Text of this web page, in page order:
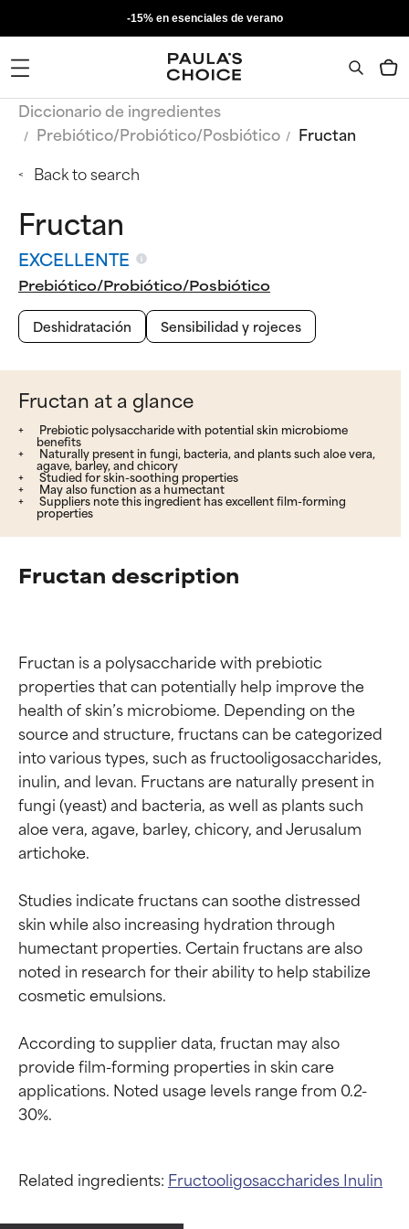
-15% en esenciales de verano
Diccionario de ingredientes
Prebiótico/Probiótico/Posbiótico
Fructan
Back to search
Fructan
EXCELLENTE
Prebiótico/Probiótico/Posbiótico
Deshidratación
Sensibilidad y rojeces
Fructan at a glance
Prebiotic polysaccharide with potential skin microbiome
benefits
Naturally present in fungi, bacteria, and plants such aloe vera,
agave, barley, and chicory
Studied for skin-soothing properties
May also function as a humectant
Suppliers note this ingredient has excellent film-forming
properties
Fructan description
Fructan is a polysaccharide with prebiotic
properties that can potentially help improve the
health of skin’s microbiome. Depending on the
source and structure, fructans can be categorized
into various types, such as fructooligosaccharides,
inulin, and levan. Fructans are naturally present in
fungi (yeast) and bacteria, as well as plants such
aloe vera, agave, barley, chicory, and Jerusalum
artichoke.
Studies indicate fructans can soothe distressed
skin while also increasing hydration through
humectant properties. Certain fructans are also
noted in research for their ability to help stabilize
cosmetic emulsions.
According to supplier data, fructan may also
provide film-forming properties in skin care
applications. Noted usage levels range from 0.2-
Related ingredients: FructooligosaccharidesInulin
Calificaciones de
Calificaciones de